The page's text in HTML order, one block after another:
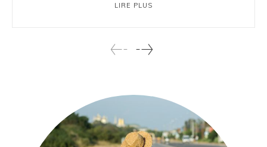
LIRE PLUS